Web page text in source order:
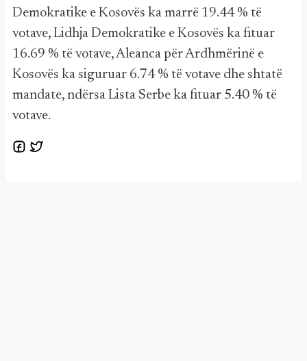
Demokratike e Kosovës ka marrë 19.44 % të
votave, Lidhja Demokratike e Kosovës ka fituar
16.69 % të votave, Aleanca për Ardhmërinë e
Kosovës ka siguruar 6.74 % të votave dhe shtatë
mandate, ndërsa Lista Serbe ka fituar 5.40 % të
votave.